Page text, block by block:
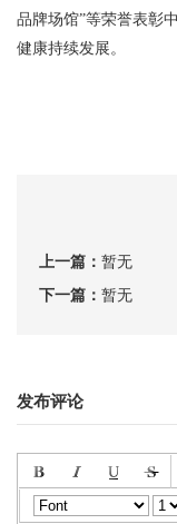
品牌场馆”等荣誉表彰
健康持续发展。
上一篇： 暂无
下一篇： 暂无
发布评论